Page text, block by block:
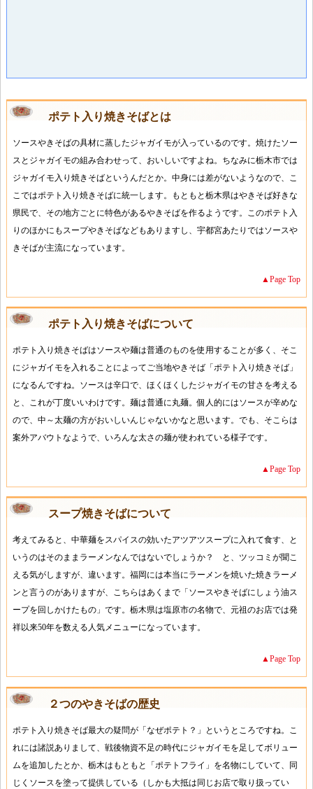
ポテト入り焼きそばとは
ソースやきそばの具材に蒸したジャガイモが入っているのです。焼けたソー
スとジャガイモの組み合わせって、おいしいですよね。ちなみに栃木市では
ジャガイモ入り焼きそばというんだとか。中身には差がないようなので、こ
こではポテト入り焼きそばに統一します。もともと栃木県はやきそば好きな
県民で、その地方ごとに特色があるやきそばを作るようです。このポテト入
りのほかにもスープやきそばなどもありますし、宇都宮あたりではソースや
きそばが主流になっています。
▲Page Top
ポテト入り焼きそばについて
ポテト入り焼きそばはソースや麺は普通のものを使用することが多く、そこ
にジャガイモを入れることによってご当地やきそば「ポテト入り焼きそば」
になるんですね。ソースは辛口で、ほくほくしたジャガイモの甘さを考える
と、これが丁度いいわけです。麺は普通に丸麺。個人的にはソースが辛めな
ので、中～太麺の方がおいしいんじゃないかなと思います。でも、そこらは
案外アバウトなようで、いろんな太さの麺が使われている様子です。
▲Page Top
スープ焼きそばについて
考えてみると、中華麺をスパイスの効いたアツアツスープに入れて食す、と
いうのはそのままラーメンなんではないでしょうか？ と、ツッコミが聞こ
える気がしますが、違います。福岡には本当にラーメンを焼いた焼きラーメ
ンと言うのがありますが、こちらはあくまで「ソースやきそばにしょう油ス
ープを回しかけたもの」です。栃木県は塩原市の名物で、元祖のお店では発
祥以来50年を数える人気メニューになっています。
▲Page Top
２つのやきそばの歴史
ポテト入り焼きそば最大の疑問が「なぜポテト？」というところですね。こ
れには諸説ありまして、戦後物資不足の時代にジャガイモを足してボリュー
ムを追加したとか、栃木はもともと「ポテトフライ」を名物にしていて、同
じくソースを塗って提供している（しかも大抵は同じお店で取り扱ってい